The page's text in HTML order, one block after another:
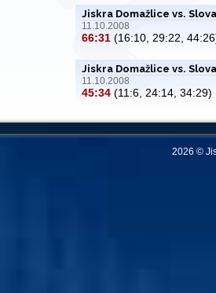
Jiskra Domažlice vs.
11.10.2008
66:31 (16:10, 29:22,
Jiskra Domažlice vs.
11.10.2008
45:34 (11:6, 24:14, 34:29)
2026 ©